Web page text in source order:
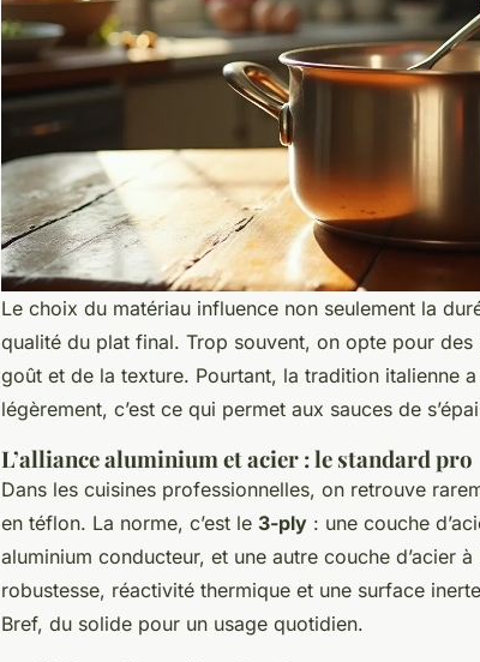
Le choix du matériau influence non seulement la
qualité du plat final. Trop souvent, on opte pour
goût et de la texture. Pourtant, la tradition italienne
légèrement, c’est ce qui permet aux sauces de
L’alliance aluminium et acier : le standard pro
Dans les cuisines professionnelles, on retrouve
en téflon. La norme, c’est le 3-ply : une couche
aluminium conducteur, et une autre couche d’acier
robustesse, réactivité thermique et une surface
Bref, du solide pour un usage quotidien.